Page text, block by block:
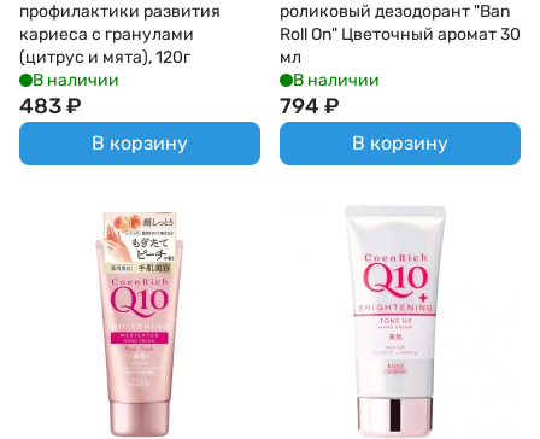
профилактики развития
кариеса с гранулами
(цитрус и мята), 120г
В наличии
483₽
В корзину
роликовый дезодорант "Ban
Roll On" Цветочный аромат 30
мл
В наличии
794₽
В корзину